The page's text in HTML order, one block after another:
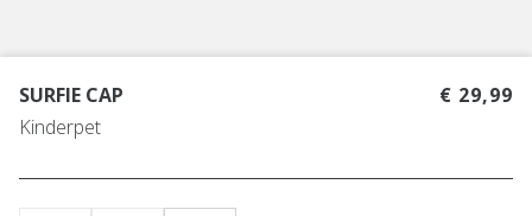
SURFIE CAP
Kinderpet
€ 29,99